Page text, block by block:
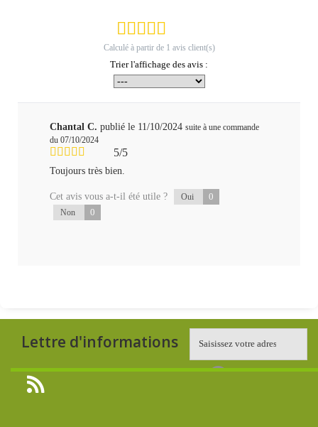
Calculé à partir de 1 avis client(s)
Trier l'affichage des avis :
Chantal C. publié le 11/10/2024 suite à une commande
du 07/10/2024
5/5
Toujours très bien.
Cet avis vous a-t-il été utile ? Oui 0
Non 0
Lettre d'informations